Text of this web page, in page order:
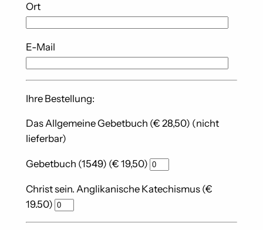
Ort
E-Mail
Ihre Bestellung:
Das Allgemeine Gebetbuch (€ 28,50) (nicht
lieferbar)
Gebetbuch (1549) (€ 19,50)
Christ sein. Anglikanische Katechismus (€
19.50)